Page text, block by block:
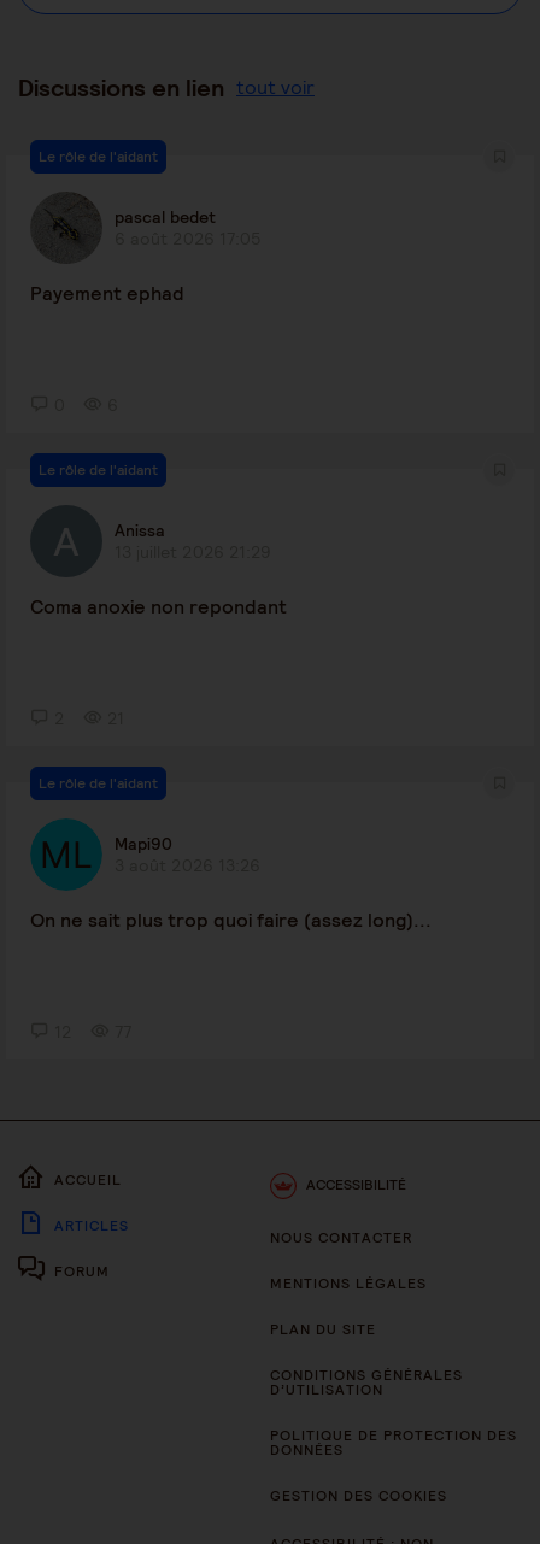
Discussions en lien tout voir
Le rôle de l'aidant
pascal bedet
Payement ephad
Le rôle de l'aidant
Anissa
Coma anoxie non repondant
Le rôle de l'aidant
Mapi90
On ne sait plus trop quoi faire (assez long)...
ACCUEIL
ARTICLES
FORUM
ACCESSIBILITÉ
NOUS CONTACTER
MENTIONS LÉGALES
PLAN DU SITE
CONDITIONS GÉNÉRALES
D’UTILISATION
POLITIQUE DE PROTECTION DES
DONNÉES
GESTION DES COOKIES